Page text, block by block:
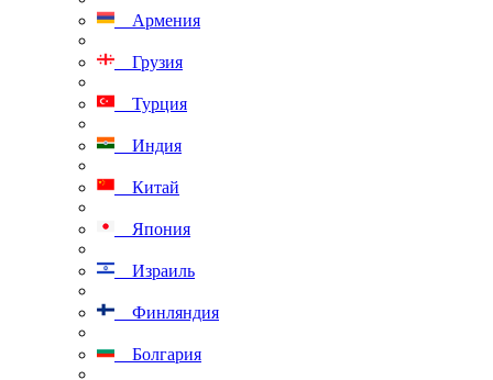
Армения
Грузия
Турция
Индия
Китай
Япония
Израиль
Финляндия
Болгария